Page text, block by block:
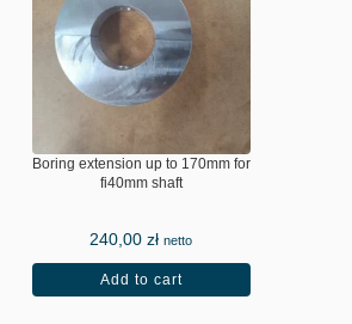
Boring extension up to 170mm for
fi40mm shaft
240,00zł netto
Add to cart